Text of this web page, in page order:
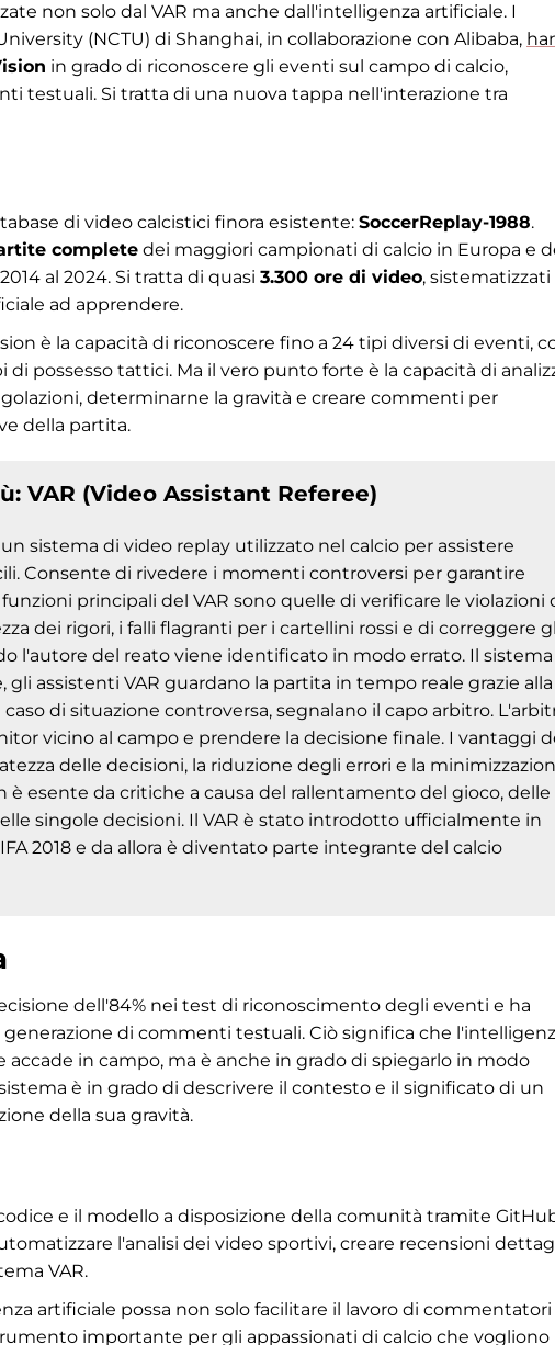
non solo dal VAR ma anche dall'intelligenza artificiale. I
(NCTU) di Shanghai, in collaborazione con Alibaba,
in grado di riconoscere gli eventi sul campo di calcio,
testuali. Si tratta di una nuova tappa nell'interazione tra
di video calcistici finora esistente: SoccerReplay-1988.
complete dei maggiori campionati di calcio in Europa e
al 2024. Si tratta di quasi 3.300 ore di video, sistematizzati
ad apprendere.
è la capacità di riconoscere fino a 24 tipi diversi di eventi,
di possesso tattici. Ma il vero punto forte è la capacità di
determinarne la gravità e creare commenti per
della partita.
VAR (Video Assistant Referee)
un sistema di video replay utilizzato nel calcio per assistere
Consente di rivedere i momenti controversi per garantire
principali del VAR sono quelle di verificare le violazioni
dei rigori, i falli flagranti per i cartellini rossi e di correggere
l'autore del reato viene identificato in modo errato. Il sistema
gli assistenti VAR guardano la partita in tempo reale grazie alla
di situazione controversa, segnalano il capo arbitro.
vicino al campo e prendere la decisione finale. I vantaggi
delle decisioni, la riduzione degli errori e la
è esente da critiche a causa del rallentamento del gioco, delle
singole decisioni. Il VAR è stato introdotto ufficialmente in
2018 e da allora è diventato parte integrante del calcio
dell'84% nei test di riconoscimento degli eventi e ha
di commenti testuali. Ciò significa che
in campo, ma è anche in grado di spiegarlo in modo
è in grado di descrivere il contesto e il significato di un
della sua gravità.
e il modello a disposizione della comunità tramite
l'analisi dei video sportivi, creare recensioni
VAR.
artificiale possa non solo facilitare il lavoro di commentatori
importante per gli appassionati di calcio che vogliono